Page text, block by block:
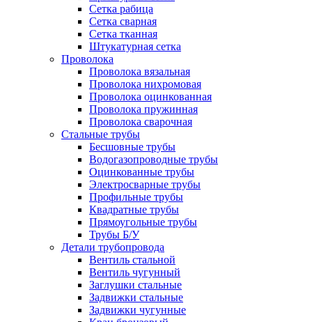
Сетка рабица
Сетка сварная
Сетка тканная
Штукатурная сетка
Проволока
Проволока вязальная
Проволока нихромовая
Проволока оцинкованная
Проволока пружинная
Проволока сварочная
Стальные трубы
Бесшовные трубы
Водогазопроводные трубы
Оцинкованные трубы
Электросварные трубы
Профильные трубы
Квадратные трубы
Прямоугольные трубы
Трубы Б/У
Детали трубопровода
Вентиль стальной
Вентиль чугунный
Заглушки стальные
Задвижки стальные
Задвижки чугунные